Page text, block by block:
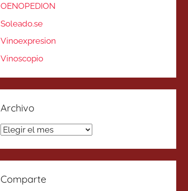
OENOPEDION
Soleado.se
Vinoexpresion
Vinoscopio
Archivo
Archivo
Comparte